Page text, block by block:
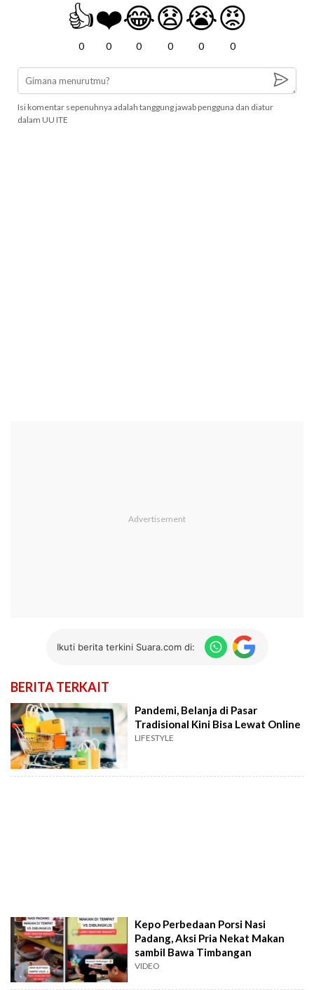
👍
0
❤️
0
😂
0
😧
0
😭
0
😡
0
Isi komentar sepenuhnya adalah tanggung jawab pengguna dan diatur
dalam UU ITE
Ikuti berita terkini Suara.com di:
BERITA TERKAIT
Pandemi, Belanja di Pasar
Tradisional Kini Bisa Lewat Online
LIFESTYLE
Kepo Perbedaan Porsi Nasi
Padang, Aksi Pria Nekat Makan
sambil Bawa Timbangan
VIDEO